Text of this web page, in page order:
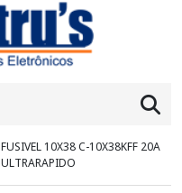
FUSIVEL 10X38 C-10X38KFF 20A
ULTRARAPIDO